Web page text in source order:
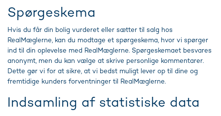
Spørgeskema
Hvis du får din bolig vurderet eller sætter til salg hos
RealMæglerne, kan du modtage et spørgeskema, hvor vi spørger
ind til din oplevelse med RealMæglerne. Spørgeskemaet besvares
anonymt, men du kan vælge at skrive personlige kommentarer.
Dette gør vi for at sikre, at vi bedst muligt lever op til dine og
fremtidige kunders forventninger til RealMæglerne.
Indsamling af statistiske data